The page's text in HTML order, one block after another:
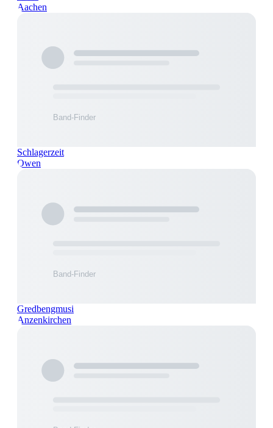
Aachen
Schlagerzeit
Owen
Gredbengmusi
Anzenkirchen